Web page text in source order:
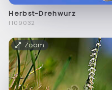
Herbst-Drehwurz
f109032
Zoom